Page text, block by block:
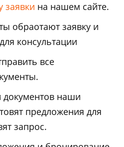
заявки на нашем сайте.
обраотают заявку и
консультации
все
документов наши
предложения для
запрос.